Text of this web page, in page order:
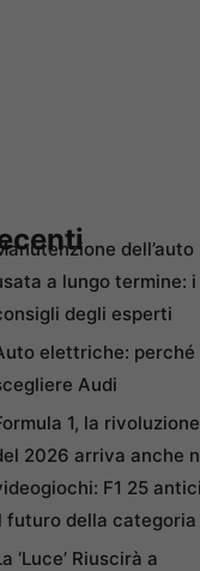
dell’auto
a lungo termine: i
degli esperti
elettriche: perché
Audi
1, la rivoluzione
2026 arriva anche
F1 25
futuro della categoria
‘Luce’ Riuscirà a